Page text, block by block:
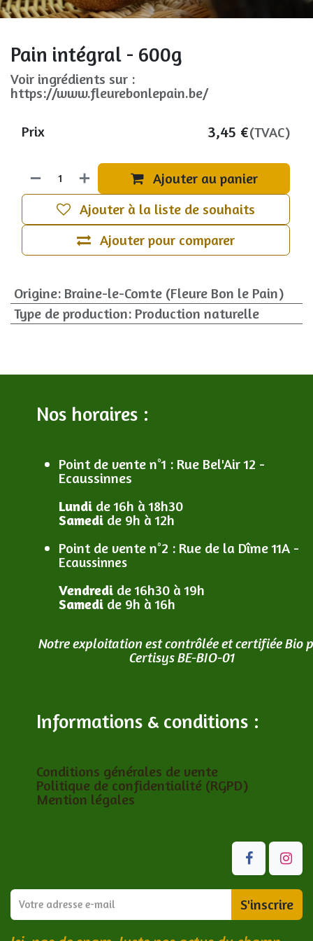
Pain intégral - 600g
Voir ingrédients sur :
https://www.fleurebonlepain.be/
Ajouter au panier
Ajouter pour comparer
Ajouter à la liste de souhaits
Prix 3,45 €(TVAC)
Origine: Braine-le-Comte (Fleure Bon le Pain)
Type de production: Production naturelle
Nos horaires :
Point de vente n°1 : Rue Bel'Air 12 -
Ecaussinnes
Lundi de 16h à 18h30
Samedi de 9h à 12h
Point de vente n°2 : Rue de la Dîme 11A -
Ecaussinnes
Vendredi de 16h30 à 19h
Samedi de 9h à 16h
Notre exploitation est contrôlée et certifiée Bio
Certisys BE-BIO-01
Informations & conditions :
Conditions générales de vente
Politique de confidentialité (RGPD)
Mention légales
S'inscrire